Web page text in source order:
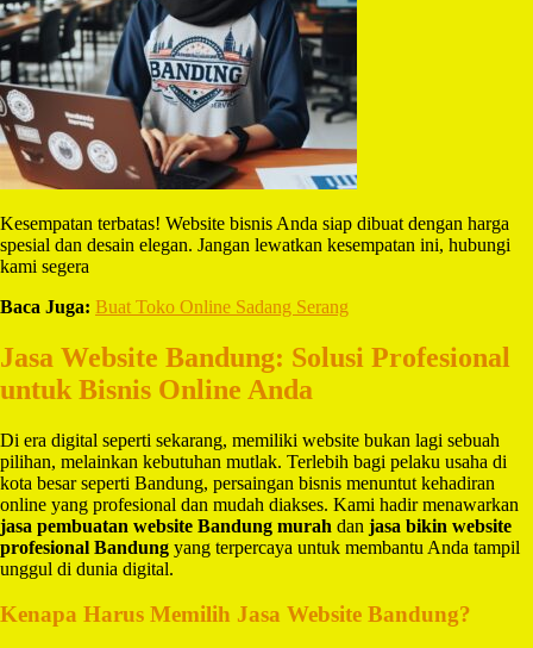
Kesempatan terbatas! Website bisnis Anda siap dibuat dengan harga
spesial dan desain elegan. Jangan lewatkan kesempatan ini, hubungi
kami segera
Baca Juga: Buat Toko Online Sadang Serang
Jasa Website Bandung: Solusi Profesional
untuk Bisnis Online Anda
Di era digital seperti sekarang, memiliki website bukan lagi sebuah
pilihan, melainkan kebutuhan mutlak. Terlebih bagi pelaku usaha di
kota besar seperti Bandung, persaingan bisnis menuntut kehadiran
online yang profesional dan mudah diakses. Kami hadir menawarkan
jasa pembuatan website Bandung murah dan jasa bikin website
profesional Bandung yang terpercaya untuk membantu Anda tampil
unggul di dunia digital.
Kenapa Harus Memilih Jasa Website Bandung?